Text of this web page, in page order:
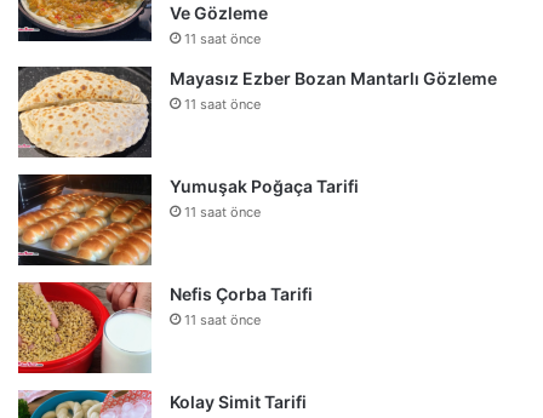
Ve Gözleme
11 saat önce
Mayasız Ezber Bozan Mantarlı Gözleme
11 saat önce
Yumuşak Poğaça Tarifi
11 saat önce
Nefis Çorba Tarifi
11 saat önce
Kolay Simit Tarifi